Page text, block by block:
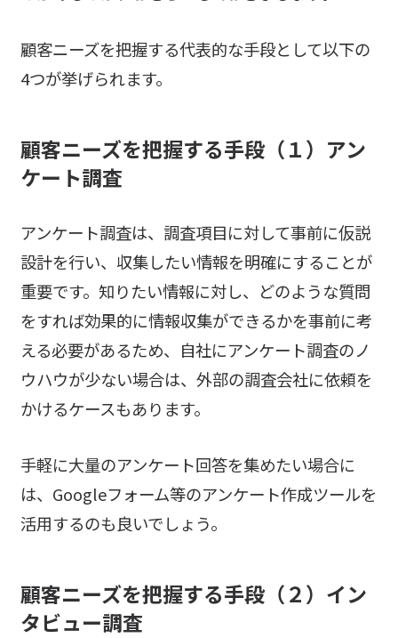
顧客ニーズを把握する代表的な手段として以下の
4つが挙げられます。
顧客ニーズを把握する手段（１） アン
ケート調査
アンケート調査は、調査項目に対して事前に仮説
設計を行い、収集したい情報を明確にすることが
重要です。知りたい情報に対し、どのような質問
をすれば効果的に情報収集ができるかを事前に考
える必要があるため、自社にアンケート調査のノ
ウハウが少ない場合は、外部の調査会社に依頼を
かけるケースもあります。
手軽に大量のアンケート回答を集めたい場合に
は、Googleフォーム等のアンケート作成ツールを
活用するのも良いでしょう。
顧客ニーズを把握する手段（２） イン
タビュー調査